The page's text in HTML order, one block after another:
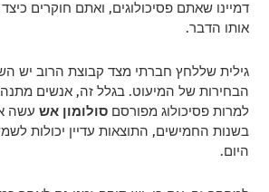
דמיינו שאתם פסיכולוגים, ואתם חוקרים
אותו הדבר.
גילית שללחץ חברתי מצד קבוצת הרוב יש
הבחירות של המיעוט. בגלל זה, אנשים
למרות פסיכולוג מפורסםסולומון אש עשה
בשנות החמישים, התוצאות עדיין יכולות
היום.